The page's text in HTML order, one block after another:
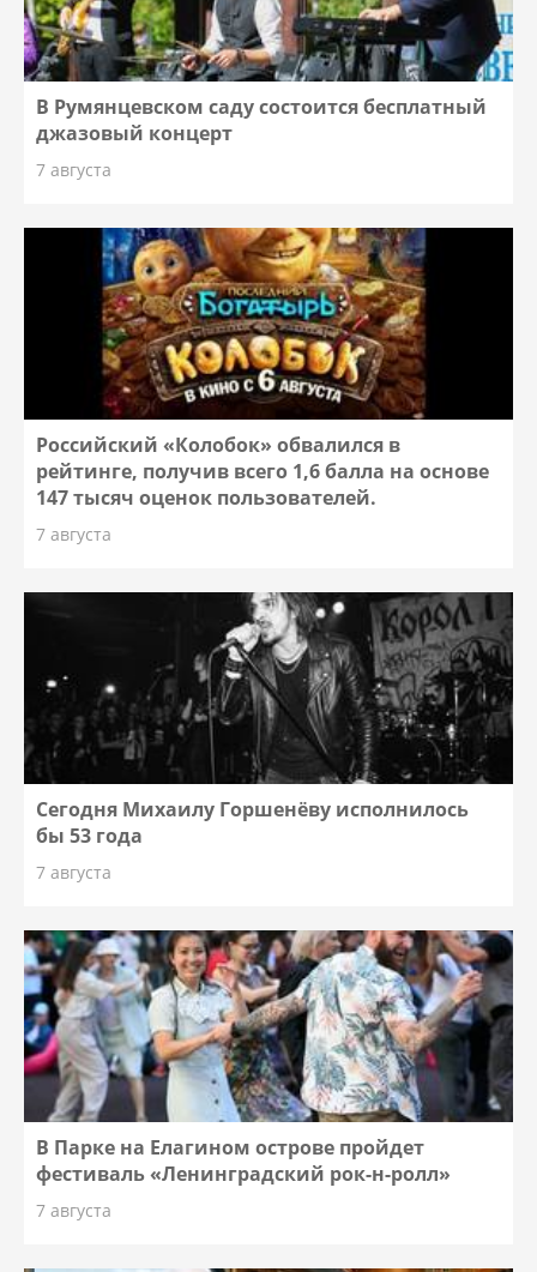
В Румянцевском саду состоится бесплатный
джазовый концерт
7 августа
Российский «Колобок» обвалился в
рейтинге, получив всего 1,6 балла на основе
147 тысяч оценок пользователей.
7 августа
Сегодня Михаилу Горшенёву исполнилось
бы 53 года
7 августа
В Парке на Елагином острове пройдет
фестиваль «Ленинградский рок-н-ролл»
7 августа